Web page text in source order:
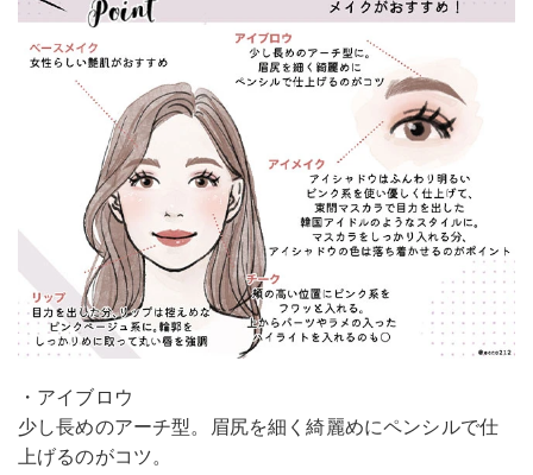
・アイブロウ
少し長めのアーチ型。眉尻を細く綺麗めにペンシルで仕
上げるのがコツ。